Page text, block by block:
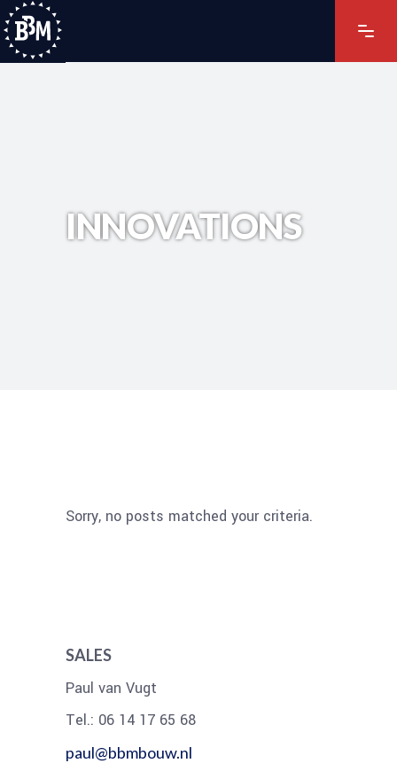
INNOVATIONS
Sorry, no posts matched your criteria.
SALES
Paul van Vugt
Tel.: 06 14 17 65 68
paul@bbmbouw.nl